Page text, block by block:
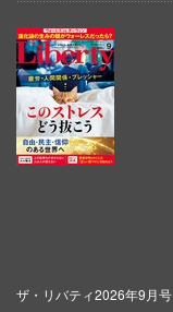
ザ・リバティ2026年9月号